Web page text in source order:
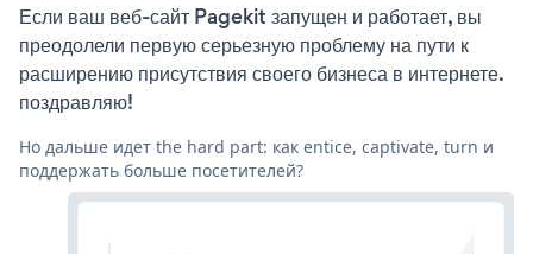
Если ваш веб-сайт Pagekit запущен и работает, вы
преодолели первую серьезную проблему на пути к
расширению присутствия своего бизнеса в интернете.
поздравляю!
Но дальше идет the hard part: как entice, captivate, turn и
поддержать больше посетителей?